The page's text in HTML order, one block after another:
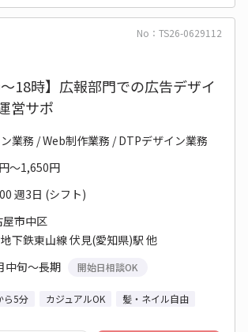
No：TS26-0629112
18時】広報部門での広告デザイ
営サポ
業務 / Web制作業務 / DTPデザイン業務
～1,650円
週3日 (シフト)
屋市中区
下鉄東山線 伏見(愛知県)駅 他
中旬～長期
開始日相談OK
ら5分 カジュアルOK 髪・ネイル自由